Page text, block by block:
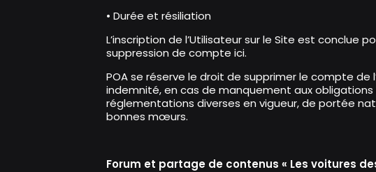
• Durée et résiliation
L’inscription de l’Utilisateur sur le Site est
suppression de compte ici.
POA se réserve le droit de supprimer le compte de
indemnité, en cas de manquement aux
réglementations diverses en vigueur, de portée
bonnes mœurs.
Forum et partage de contenus « Les voitures